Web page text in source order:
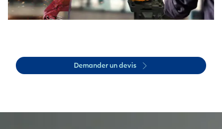
Demander un devis